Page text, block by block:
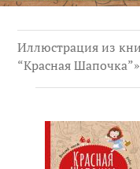
Иллюстрация из
“Красная Шапочка”»